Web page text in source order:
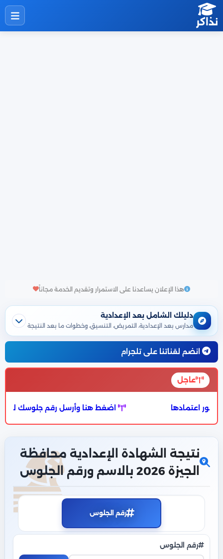
نذاكر
هذا الإعلان يساعدنا على الاستمرار وتقديم الخدمة مجاناً
دليلك الشامل بعد الإعدادية
مدارس بعد الإعدادية، التمريض، التنسيق، وخطوات ما بعد النتيجة
انضم لقناتنا على تلجرام
عاجل
اضغط هنا وأرسل رقم جلوسك لبوت نذاكر
نتيجة الشهادة الإعدادية محافظة
الجيزة 2026 بالاسم ورقم الجلوس
رقم الجلوس
رقم الجلوس